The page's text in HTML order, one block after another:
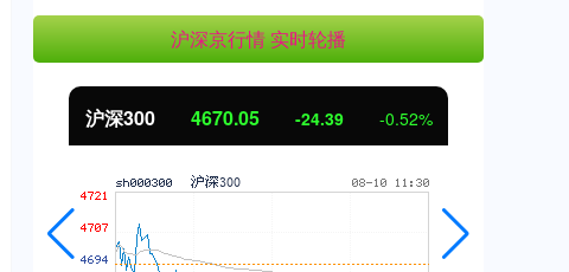
沪深京行情 实时轮播
北证50 1125.45 -8.79 -0.78%